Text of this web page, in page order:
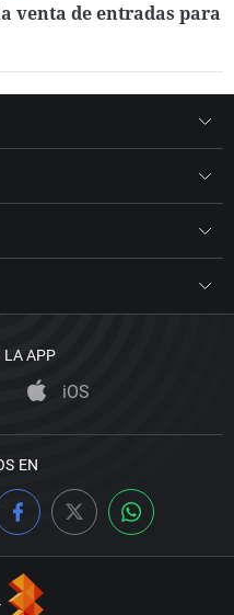
venta de entradas para
LA APP
iOS
EN